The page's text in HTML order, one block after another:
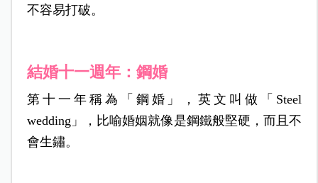
不容易打破。
結婚十一週年：鋼婚
第十一年稱為「鋼婚」，英文叫做「Steel
wedding」，比喻婚姻就像是鋼鐵般堅硬，而且不
會生鏽。